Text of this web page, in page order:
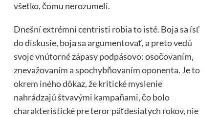
všetko, čomu nerozumeli.
Dnešní extrémni centristi robia to isté. Boja sa ísť
do diskusie, boja sa argumentovať, a preto vedú
svoje vnútorné zápasy podpásovo: osočovaním,
znevažovaním a spochybňovaním oponenta. Je to
okrem iného dôkaz, že kritické myslenie
nahrádzajú štvavými kampaňami, čo bolo
charakteristické pre teror päťdesiatych rokov, nie